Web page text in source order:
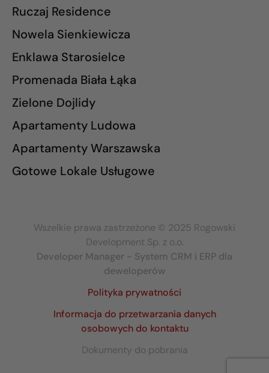
Ruczaj Residence
Nowela Sienkiewicza
Enklawa Starosielce
Promenada Biała Łąka
Zielone Dojlidy
Apartamenty Ludowa
Apartamenty Warszawska
Gotowe Lokale Usługowe
Wszelkie prawa zastrzeżone © 2025 Rogowski
Development Sp. z o.o.
Developer Manager - System CRM i ERP dla
deweloperów
Polityka prywatności
Informacja do przetwarzania danych
osobowych do kontaktu
Dokumenty do pobrania